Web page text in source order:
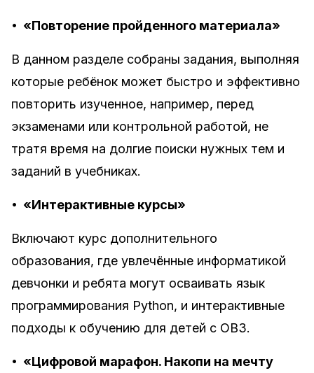
• «Повторение пройденного материала»
В данном разделе собраны задания, выполняя
которые ребёнок может быстро и эффективно
повторить изученное, например, перед
экзаменами или контрольной работой, не
тратя время на долгие поиски нужных тем и
заданий в учебниках.
• «Интерактивные курсы»
Включают курс дополнительного
образования, где увлечённые информатикой
девчонки и ребята могут осваивать язык
программирования Python, и интерактивные
подходы к обучению для детей с ОВЗ.
• «Цифровой марафон. Накопи на мечту